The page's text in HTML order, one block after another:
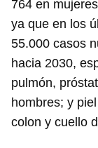
764 en
ya que en los
55.000 casos
hacia 2030,
pulmón,
hombres; y
colon y cuello